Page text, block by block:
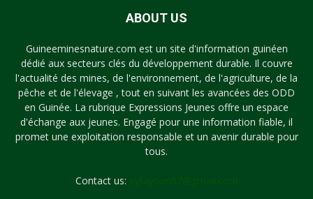
ABOUT US
Guineeminesnature.com est un site d'information guinéen
dédié aux secteurs clés du développement durable. Il couvre
l'actualité des mines, de l'environnement, de l'agriculture, de la
pêche et de l'élevage , tout en suivant les avancées des ODD
en Guinée. La rubrique Expressions Jeunes offre un espace
d'échange aux jeunes. Engagé pour une information fiable, il
promet une exploitation responsable et un avenir durable pour
tous.
Contact us: